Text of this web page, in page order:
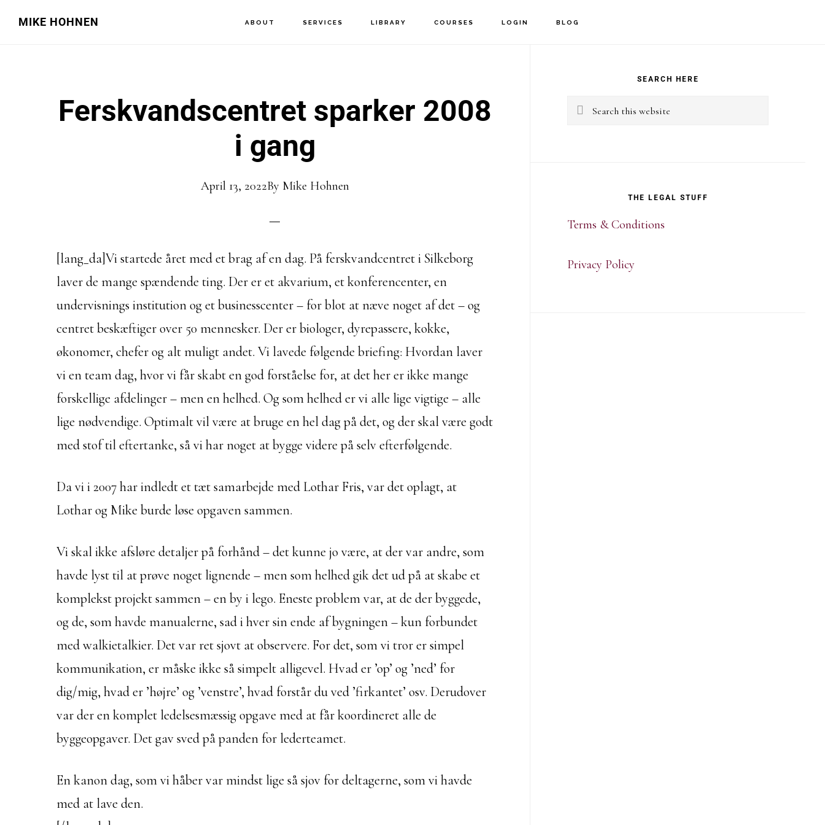
MIKE HOHNEN ABOUT SERVICES LIBRARY COURSES LOGIN BLOG
Ferskvandscentret sparker 2008
i gang
April 13, 2022By Mike Hohnen
[lang_da]Vi startede året med et brag af en dag. På ferskvandcentret i Silkeborg
laver de mange spændende ting. Der er et akvarium, et konferencenter, en
undervisnings institution og et businesscenter – for blot at næve noget af det – og
centret beskæftiger over 50 mennesker. Der er biologer, dyrepassere, kokke,
økonomer, chefer og alt muligt andet. Vi lavede følgende briefing: Hvordan laver
vi en team dag, hvor vi får skabt en god forståelse for, at det her er ikke mange
forskellige afdelinger – men en helhed. Og som helhed er vi alle lige vigtige – alle
lige nødvendige. Optimalt vil være at bruge en hel dag på det, og der skal være godt
med stof til eftertanke, så vi har noget at bygge videre på selv efterfølgende.
Da vi i 2007 har indledt et tæt samarbejde med Lothar Fris, var det oplagt, at
Lothar og Mike burde løse opgaven sammen.
Vi skal ikke afsløre detaljer på forhånd – det kunne jo være, at der var andre, som
havde lyst til at prøve noget lignende – men som helhed gik det ud på at skabe et
komplekst projekt sammen – en by i lego. Eneste problem var, at de der byggede,
og de, som havde manualerne, sad i hver sin ende af bygningen – kun forbundet
med walkietalkier. Det var ret sjovt at observere. For det, som vi tror er simpel
kommunikation, er måske ikke så simpelt alligevel. Hvad er ’op’ og ’ned’ for
dig/mig, hvad er ’højre’ og ’venstre’, hvad forstår du ved ’firkantet’ osv. Derudover
var der en komplet ledelsesmæssig opgave med at får koordineret alle de
byggeopgaver. Det gav sved på panden for lederteamet.
En kanon dag, som vi håber var mindst lige så sjov for deltagerne, som vi havde
med at lave den.
SEARCH HERE
Search
THE LEGAL STUFF
Terms & Conditions
Privacy Policy